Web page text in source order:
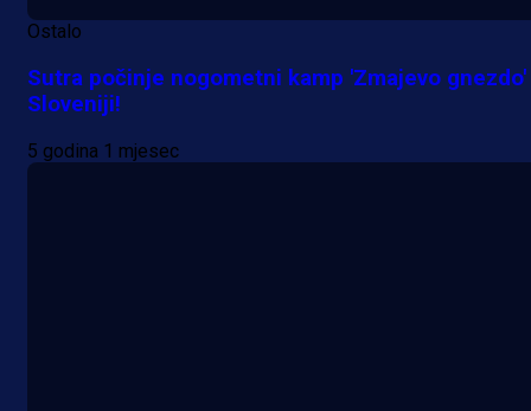
Ostalo
Sutra počinje nogometni kamp 'Zmajevo gnezdo'
Sloveniji!
5 godina 1 mjesec